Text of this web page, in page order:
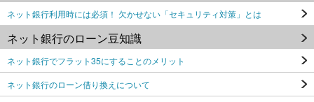
ネット銀行利用時には必須！ 欠かせない「セキュリティ対策」とは
ネット銀行のローン豆知識
ネット銀行でフラット35にすることのメリット
ネット銀行のローン借り換えについて